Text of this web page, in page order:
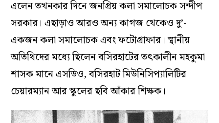
এলেন তখনকার দিনে জনপ্রিয় কলা সমালোচক সন্দীপ
সরকার। এছাড়াও আরও অন্য কাগজ থেকেও দু’-
একজন কলা সমালোচক এবং ফটোগ্রাফার। স্থানীয়
অতিথিদের মধ্যে ছিলেন বসিরহাটের তৎকালীন মহকুমা
শাসক মানে এসডিও, বসিরহাট মিউনিসিপ্যালিটির
চেয়ারম্যান আর স্কুলের ছবি আঁকার শিক্ষক।